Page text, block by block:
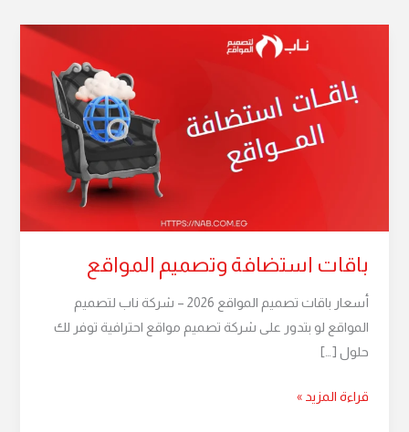
باقات استضافة وتصميم المواقع
أسعار باقات تصميم المواقع 2026 – شركة ناب لتصميم
المواقع لو بتدور على شركة تصميم مواقع احترافية توفر لك
حلول […]
وتصميم
المواقع
قراءة المزيد »